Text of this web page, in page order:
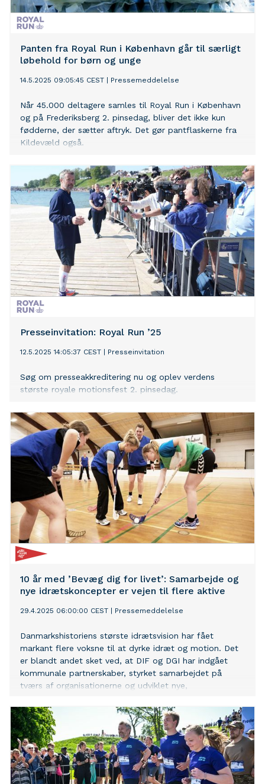
Panten fra Royal Run i København går til særligt
løbehold for børn og unge
14.5.2025 09:05:45 CEST Pressemeddelelse
Når 45.000 deltagere samles til Royal Run i København
og på Frederiksberg 2. pinsedag, bliver det ikke kun
fødderne, der sætter aftryk. Det gør pantflaskerne fra
Kildevæld også.
Presseinvitation: Royal Run ’25
12.5.2025 14:05:37 CEST Presseinvitation
Søg om presseakkreditering nu og oplev verdens
største royale motionsfest 2. pinsedag.
10 år med ’Bevæg dig for livet’: Samarbejde og
nye idrætskoncepter er vejen til flere aktive
29.4.2025 06:00:00 CEST Pressemeddelelse
Danmarkshistoriens største idrætsvision har fået
markant flere voksne til at dyrke idræt og motion. Det
er blandt andet sket ved, at DIF og DGI har indgået
kommunale partnerskaber, styrket samarbejdet på
tværs af organisationerne og udviklet nye,